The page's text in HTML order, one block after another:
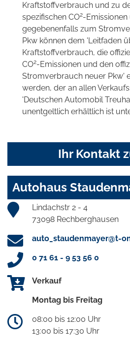
Kraftstoffverbrauch und zu
spezifischen CO2-Emissionen
gegebenenfalls zum
Pkw können dem 'Leitfaden
Kraftstoffverbrauch, die
CO2-Emissionen und den
Stromverbrauch neuer Pkw'
werden, der an allen
'Deutschen Automobil
unentgeltlich erhältlich ist
Ihr Kontakt
Autohaus
Lindachstr 2 - 4
73098 Rechberghausen
auto_staudenmayer@t-
0 71 61 - 9 53 56 0
Verkauf
Montag bis Freitag
08:00 bis 12:00 Uhr
13:00 bis 17:30 Uhr